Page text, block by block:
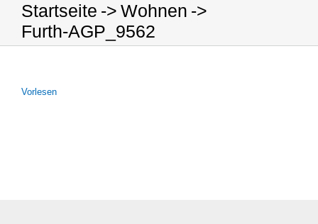
Startseite
Wohnen
Furth-AGP_9562
Vor­le­sen